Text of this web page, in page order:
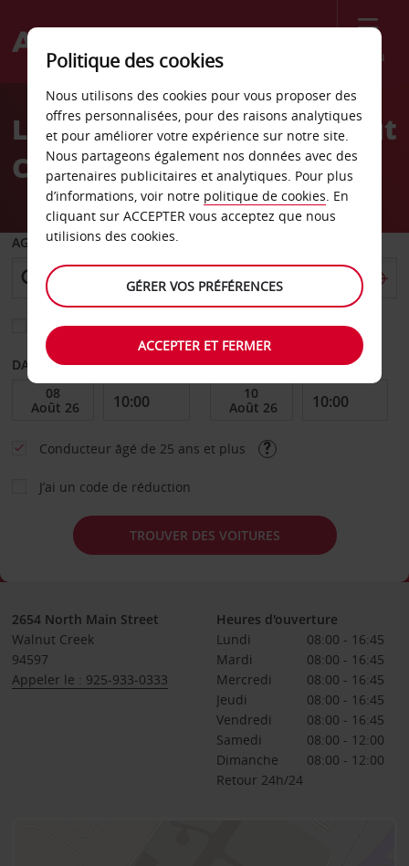
Menu
Welcome
AvisLocation de voiture Walnut
Creek
AGENCE DE DÉPART
Sélectionnez une autre agence de retour
DATE DE DÉBUT DATE DE FIN
Conducteur âgé de 25 ans et plus
J’ai un code de réduction
TROUVER DES VOITURES
2654 North Main Street
Walnut Creek
94597
Appeler le : 925-933-0333
Heures d'ouverture
Lundi
08:00 - 16:45
Mardi
08:00 - 16:45
Mercredi
08:00 - 16:45
Jeudi
08:00 - 16:45
Vendredi
08:00 - 16:45
Samedi
08:00 - 12:00
Dimanche
08:00 - 12:00
Retour 24h/24
Politique des cookies
Nous utilisons des cookies pour vous proposer des
offres personnalisées, pour des raisons analytiques
et pour améliorer votre expérience sur notre site.
Nous partageons également nos données avec des
partenaires publicitaires et analytiques. Pour plus
d’informations, voir notre politique de cookies. En
cliquant sur ACCEPTER vous acceptez que nous
utilisions des cookies.
GÉRER VOS PRÉFÉRENCES
ACCEPTER ET FERMER